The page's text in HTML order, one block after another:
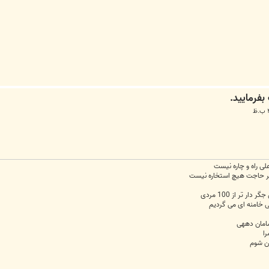
راه و چاره نیست
حاجت هیچ استخاره نیست
از 100 مردی
خامنه ای می گردیم
دههی
شوم